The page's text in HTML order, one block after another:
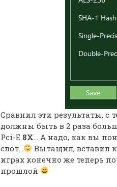
Сравнил эти результаты, с
должны быть в 2 раза
Pci-E8X … А надо, как вы
слот…
Вытащил, вставил
играх конечно же теперь
прошлой